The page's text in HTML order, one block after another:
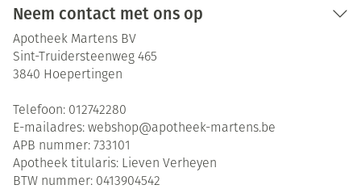
Neem contact met ons op
Apotheek Martens BV
Sint-Truidersteenweg 465
3840 Hoepertingen
Telefoon: 012742280
E-mailadres: webshop@apotheek-martens.be
APB nummer: 733101
Apotheek titularis: Lieven Verheyen
BTW nummer: 0413904542